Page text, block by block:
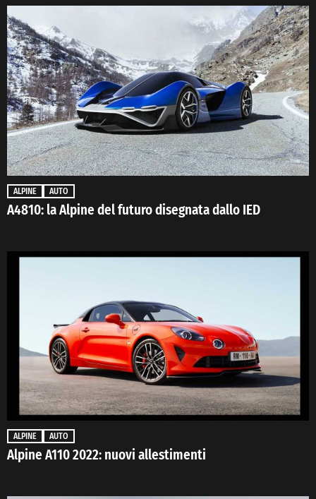
ALPINE AUTO
A4810: la Alpine del futuro disegnata dallo IED
ALPINE AUTO
Alpine A110 2022: nuovi allestimenti